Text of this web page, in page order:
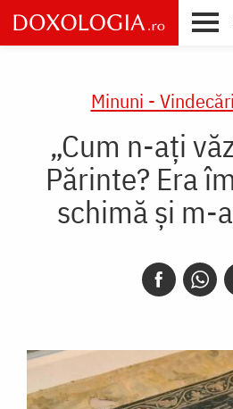
Skip
to
main
Minuni -
„Cum n-ați
Părinte? Era
schimă și m-